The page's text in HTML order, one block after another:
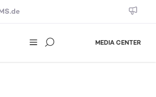
MEDIA CENTER